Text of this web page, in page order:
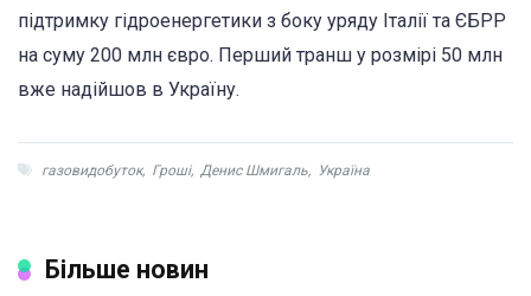
підтримку гідроенергетики з боку уряду Італії та ЄБРР
на суму 200 млн євро. Перший транш у розмірі 50 млн
вже надійшов в Україну.
газовидобуток, Гроші, Денис Шмигаль, Україна
Більше новин